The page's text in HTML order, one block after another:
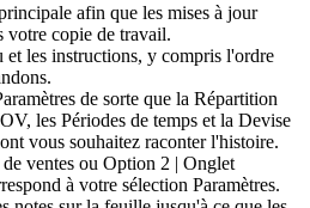
afin que les mises à jour
votre copie de travail.
et les instructions, y compris l'ordre
de sorte que la Répartition
, les Périodes de temps et la Devise
vous souhaitez raconter l'histoire.
ventes ou Option 2 | Onglet
à votre sélection Paramètres.